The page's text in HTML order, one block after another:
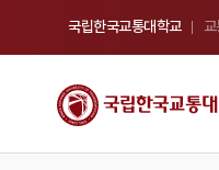
국립한국교통대학교